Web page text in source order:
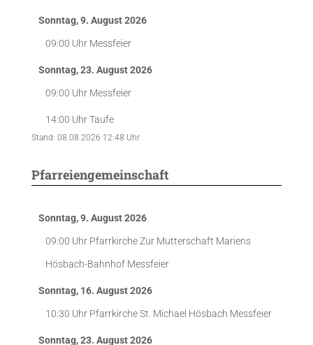
Sonntag, 9. August 2026
09:00 Uhr Messfeier
Sonntag, 23. August 2026
09:00 Uhr Messfeier
14:00 UhrTaufe
Stand: 08.08.2026 12:48 Uhr
Pfarreiengemeinschaft
Sonntag, 9. August 2026
09:00 Uhr Pfarrkirche Zur Mutterschaft Mariens
Hösbach-Bahnhof Messfeier
Sonntag, 16. August 2026
10:30 Uhr Pfarrkirche St. Michael Hösbach Messfeier
Sonntag, 23. August 2026